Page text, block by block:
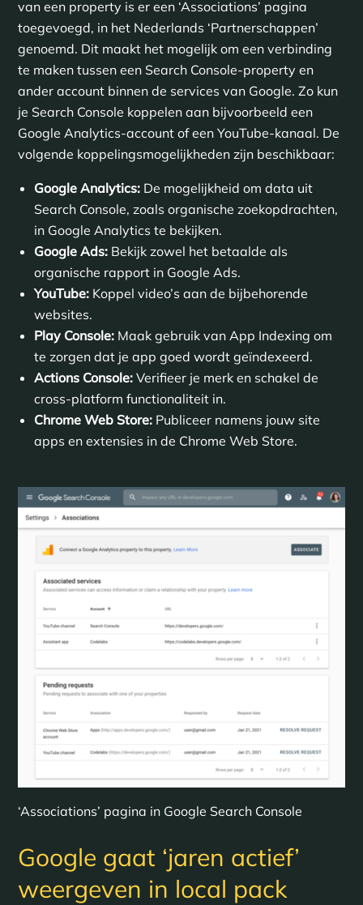
van een property is er een ‘Associations’ pagina
toegevoegd, in het Nederlands ‘Partnerschappen’
genoemd. Dit maakt het mogelijk om een verbinding
te maken tussen een Search Console-property en
ander account binnen de services van Google. Zo kun
je Search Console koppelen aan bijvoorbeeld een
Google Analytics-account of een YouTube-kanaal. De
volgende koppelingsmogelijkheden zijn beschikbaar:
Google Analytics:De mogelijkheid om data uit
Search Console, zoals organische zoekopdrachten,
in Google Analytics te bekijken.
Google Ads:Bekijk zowel het betaalde als
organische rapport in Google Ads.
YouTube:Koppel video’s aan de bijbehorende
websites.
Play Console:Maak gebruik van App Indexing om
te zorgen dat je app goed wordt geïndexeerd.
Actions Console:Verifieer je merk en schakel de
cross-platform functionaliteit in.
Chrome Web Store:Publiceer namens jouw site
apps en extensies in de Chrome Web Store.
‘Associations’ pagina in Google Search Console
Google gaat ‘jaren actief’
weergeven in local pack